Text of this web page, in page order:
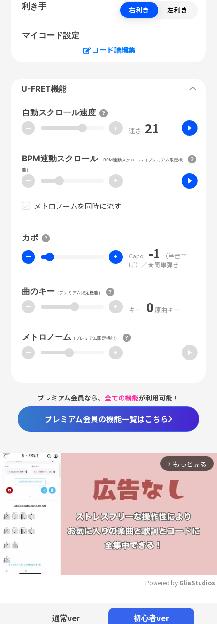
利き手 右利き 左利き
マイコード設定
コード譜編集
U-FRET機能
自動スクロール速度
ー + 速さ 21
BPM連動スクロール
BPM連動スクロール（プレミアム限定機
能）
ー +
メトロノームを同時に流す
カポ
ー + Capo -1
（半音下
げ）／★簡単弾き
曲のキー（プレミアム限定機能）
ー + キー 0 原曲キー
メトロノーム（プレミアム限定機能）
ー +
プレミアム会員なら、全ての機能が利用可能！
プレミアム会員の機能一覧はこちら
arrow_forward_ios もっと見る
Powered by GliaStudios
通常ver 初心者ver